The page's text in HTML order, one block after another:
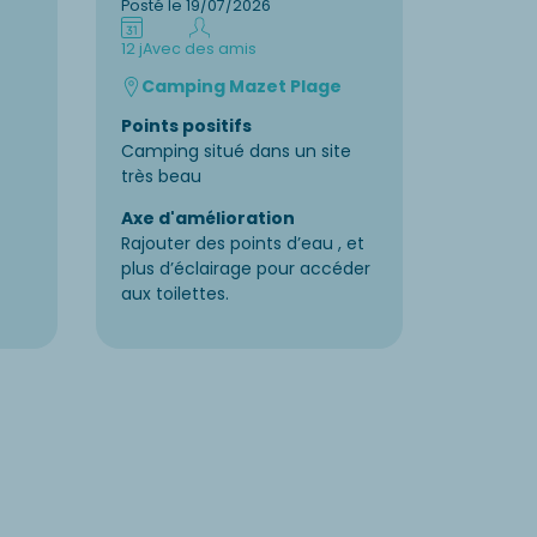
Posté le 19/07/2026
12 jAvec des amis
Camping Mazet Plage
Points positifs
Camping situé dans un site
très beau
Axe d'amélioration
Rajouter des points d’eau , et
plus d’éclairage pour accéder
aux toilettes.